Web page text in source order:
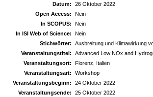
Datum:
26 Oktober 2022
Open Access:
Nein
In SCOPUS:
Nein
In ISI Web of Science:
Nein
Stichwörter:
Ausbreitung und Klimawirkung
Veranstaltungstitel:
Advanced Low NOx and
Veranstaltungsort:
Florenz, Italien
Veranstaltungsart:
Workshop
Veranstaltungsbeginn:
24 Oktober 2022
Veranstaltungsende:
25 Oktober 2022